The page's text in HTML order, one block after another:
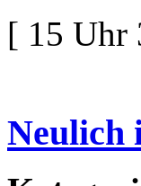
[ 15 Uhr
Neulich